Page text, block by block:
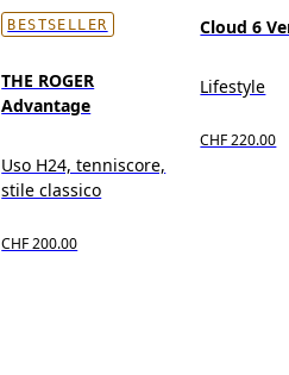
BESTSELLER
THE ROGER
Advantage
Uso H24, tenniscore,
stile classico
CHF 200.00
Cloud 6
Lifestyle
CHF 220.00